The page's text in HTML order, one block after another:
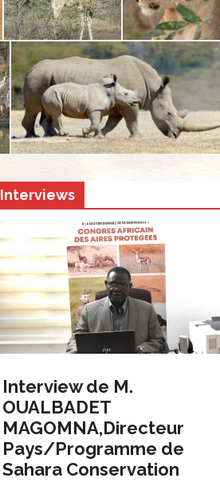
des réalisations présentées...
Interviews
Interview de M.
OUALBADET
MAGOMNA,Directeur
Pays/Programme de
Sahara Conservation